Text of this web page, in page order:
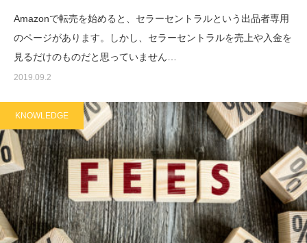
Amazonで転売を始めると、セラーセントラルという出品者専用
のページがあります。しかし、セラーセントラルを売上や入金を
見るだけのものだと思っていません…
2019.09.2
KNOWLEDGE